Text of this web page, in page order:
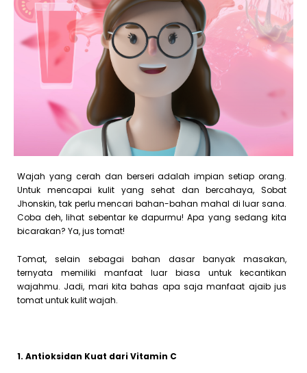
Wajah yang cerah dan berseri adalah impian setiap orang.
Untuk mencapai kulit yang sehat dan bercahaya, Sobat
Jhonskin, tak perlu mencari bahan-bahan mahal di luar sana.
Coba deh, lihat sebentar ke dapurmu! Apa yang sedang kita
bicarakan? Ya, jus tomat!
Tomat, selain sebagai bahan dasar banyak masakan,
ternyata memiliki manfaat luar biasa untuk kecantikan
wajahmu. Jadi, mari kita bahas apa saja manfaat ajaib jus
tomat untuk kulit wajah.
1. Antioksidan Kuat dari Vitamin C